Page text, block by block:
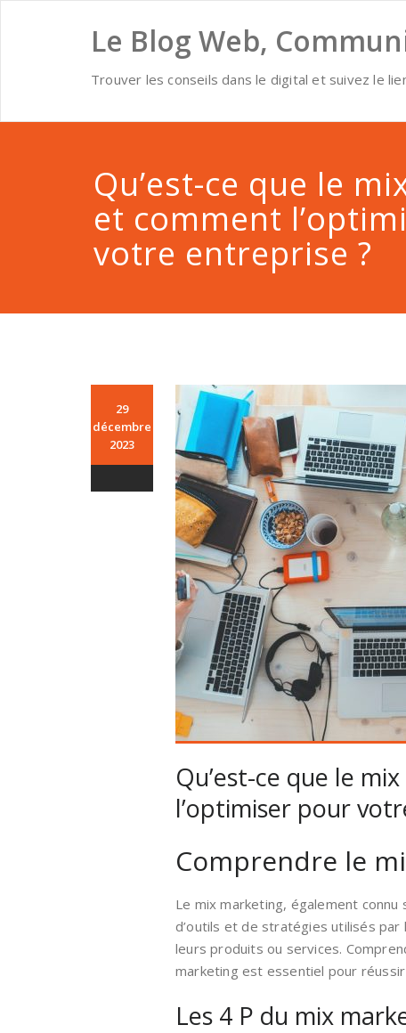
Le Blog Web,
Trouver les conseils dans le digital et suivez le
Qu’est-ce que le
et comment
votre entreprise ?
29
décembre
2023
Qu’est-ce que le
l’optimiser pour
Comprendre le
Le mix marketing, également
d’outils et de stratégies utilisés
leurs produits ou services.
marketing est essentiel pour
Les 4 P du mix